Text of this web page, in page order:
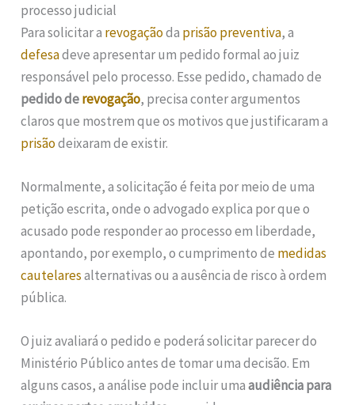
processo judicial
Para solicitar a revogaçãoda prisão preventiva, a
defesadeve apresentar um pedido formal ao juiz
responsável pelo processo. Esse pedido, chamado de
pedido derevogação, precisa conter argumentos
claros que mostrem que os motivos que justificaram a
prisãodeixaram de existir.
Normalmente, a solicitação é feita por meio de uma
petição escrita, onde o advogado explica por que o
acusado pode responder ao processo em liberdade,
apontando, por exemplo, o cumprimento de medidas
cautelaresalternativas ou a ausência de risco à ordem
pública.
O juiz avaliará o pedido e poderá solicitar parecer do
Ministério Público antes de tomar uma decisão. Em
alguns casos, a análise pode incluir umaaudiência para